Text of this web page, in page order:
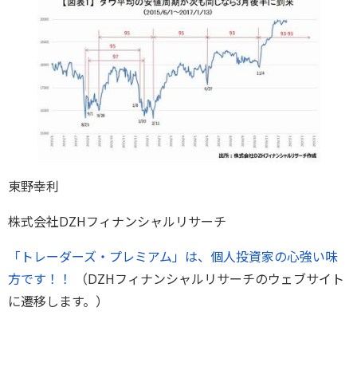
東野幸利
株式会社DZHフィナンシャルリサーチ
「トレーダーズ・プレミアム」は、個人投資家の心強い味
方です！！
（DZHフィナンシャルリサーチのウェブサイト
に遷移します。）